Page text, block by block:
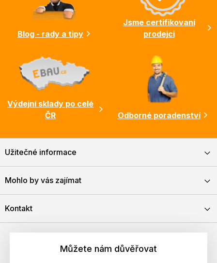
Blog - rady a tipy
Jsme certifikovaní
prodejci
Výdejní sklady po celé
ČR
Odborné poradenství
Užitečné informace
Mohlo by vás zajímat
Kontakt
Můžete nám důvěřovat